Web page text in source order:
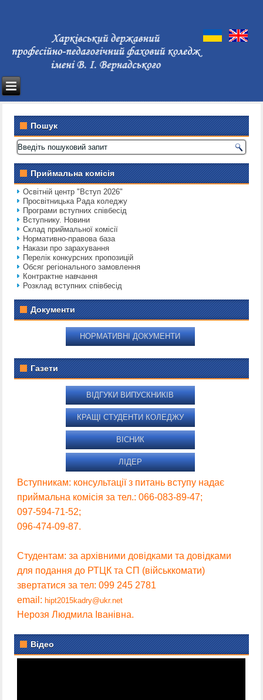
Пошук
Приймальна комісія
Освітній центр "Вступ 2026"
Просвітницька Рада коледжу
Програми вступних співбесід
Вступнику. Новини
Склад приймальної комісії
Нормативно-правова база
Накази про зарахування
Перелік конкурсних пропозицій
Обсяг регіонального замовлення
Контрактне навчання
Розклад вступних співбесід
Документи
НОРМАТИВНІ ДОКУМЕНТИ
Газети
ВІДГУКИ ВИПУСКНИКІВ
КРАЩІ СТУДЕНТИ КОЛЕДЖУ
ВІСНИК
ЛІДЕР
Вступникам: консультації з питань вступу надає
приймальна комісія за тел.: 066-083-89-47;
097-594-71-52;
096-474-09-87.
Студентам: за архівними довідками та довідками
для подання до РТЦК та СП (військкомати)
звертатися за тел: 099 245 2781
email:hipt2015kadry@ukr.net
Нерозя Людмила Іванівна.
Відео